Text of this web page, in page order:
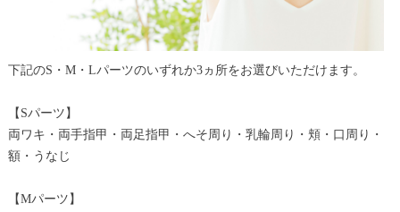
下記のS・M・Lパーツのいずれか3ヵ所をお選びいただけます。
【Sパーツ】
両ワキ・両手指甲・両足指甲・へそ周り・乳輪周り・頬・口周り・
額・うなじ
【Mパーツ】